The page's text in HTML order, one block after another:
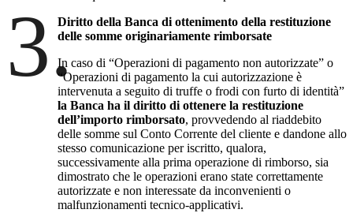
3.Diritto della Banca di ottenimento della restituzione
delle somme originariamente rimborsate
In caso di “Operazioni di pagamento non autorizzate” o
“Operazioni di pagamento la cui autorizzazione è
intervenuta a seguito di truffe o frodi con furto di identità”
la Banca ha il diritto di ottenere la restituzione
dell’importo rimborsato, provvedendo al riaddebito
delle somme sul Conto Corrente del cliente e dandone allo
stesso comunicazione per iscritto, qualora,
successivamente alla prima operazione di rimborso, sia
dimostrato che le operazioni erano state correttamente
autorizzate e non interessate da inconvenienti o
malfunzionamenti tecnico-applicativi.